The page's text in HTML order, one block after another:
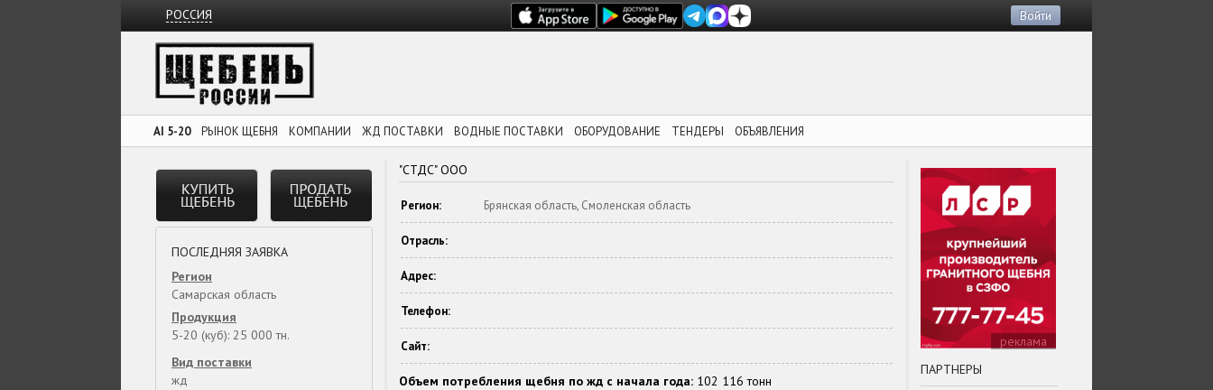
РОССИЯ Войти
AI 5-20 РЫНОК ЩЕБНЯ КОМПАНИИ ЖД ПОСТАВКИ ВОДНЫЕ ПОСТАВКИ ОБОРУДОВАНИЕ ТЕНДЕРЫ ОБЪЯВЛЕНИЯ
ПОСЛЕДНЯЯ ЗАЯВКА
Регион
Самарская область
Продукция
5-20 (куб): 25 000 тн.
Вид поставки
жд
"СТДС" ООО
Регион: Брянская область, Смоленская область
Отрасль:
Адрес:
Телефон:
Сайт:
Объем потребления щебня по жд с начала года: 102 116 тонн
реклама
ПАРТНЕРЫ